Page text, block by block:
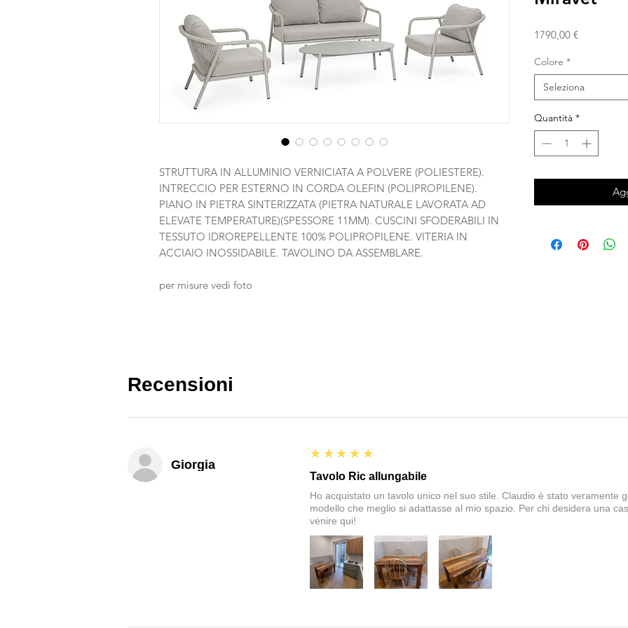
STRUTTURA IN ALLUMINIO VERNICIATA A POLVERE (POLIESTERE).
INTRECCIO PER ESTERNO IN CORDA OLEFIN (POLIPROPILENE).
PIANO IN PIETRA SINTERIZZATA (PIETRA NATURALE LAVORATA AD
ELEVATE TEMPERATURE)(SPESSORE 11MM). CUSCINI SFODERABILI IN
TESSUTO IDROREPELLENTE 100% POLIPROPILENE. VITERIA IN
ACCIAIO INOSSIDABILE. TAVOLINO DA ASSEMBLARE.
per misure vedi foto
1790,00 €Prezzo
Colore *
Seleziona
Quantità *
Recensioni
Giorgia
5
★★★★★
Tavolo Ric allungabile
Ho acquistato un tavolo unico nel suo stile. Claudio è stato veramente
modello che meglio si adattasse al mio spazio. Per chi desidera una
venire qui!